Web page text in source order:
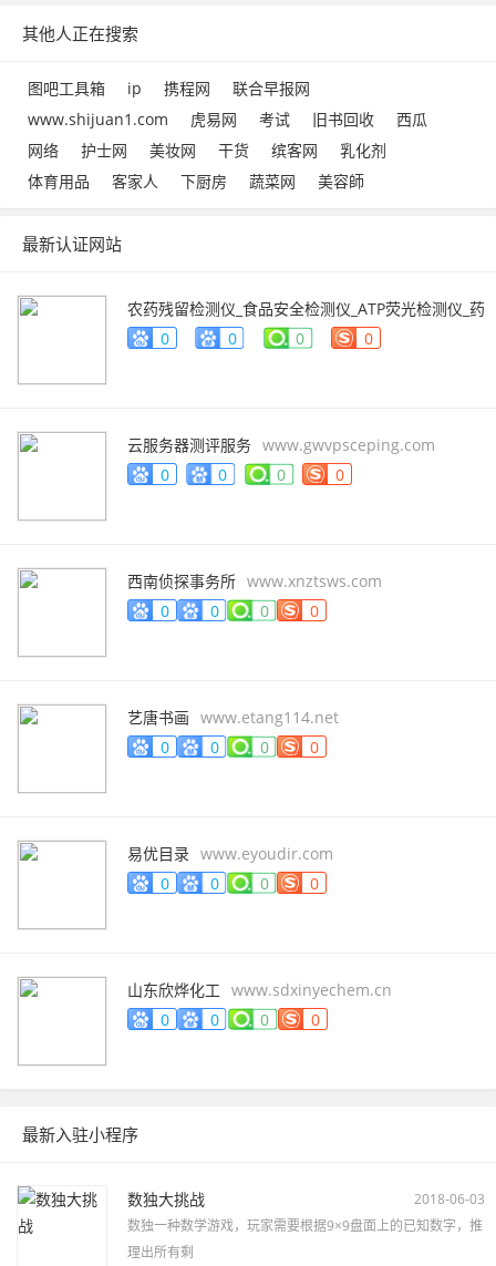
其他人正在搜索
图吧工具箱 ip 携程网
联合早报网
www.shijuan1.com
虎易网 考试 旧书回收
西瓜
网络
护士网 美妆网 干货 缤客网
乳化剂
体育用品
客家人 下厨房 蔬菜网 美容師
最新认证网站
农药残留检测仪_食品安全检测仪_ATP荧光检测仪_药
物残留检测仪_辰安智检（上海）科学仪器有限公
0 0 0 0
云服务器测评服务 www.gwvpsceping.com
0
0 0 0
西南侦探事务所 www.xnztsws.com
0
0 0 0
艺唐书画 www.etang114.net
0
0 0 0
易优目录 www.eyoudir.com
0
0 0 0
山东欣烨化工 www.sdxinyechem.cn
0
0 0 0
最新入驻小程序
数独大挑战
2018-06-03
数独一种数学游戏，玩家需要根据9×9盘面上的已知数字，推
理出所有剩